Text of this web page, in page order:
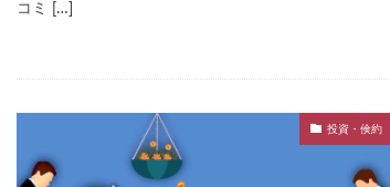
コミ […]
投資・倹約